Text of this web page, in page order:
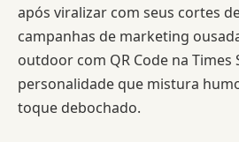
após viralizar com seus cortes
campanhas de marketing
outdoor com QR Code na Times
personalidade que mistura
toque debochado.